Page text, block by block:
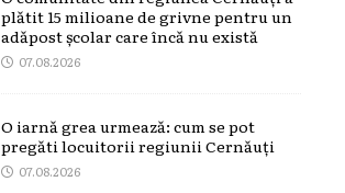
plătit 15 milioane de grivne pentru un
adăpost școlar care încă nu există
07.08.2026
O iarnă grea urmează: cum se pot
pregăti locuitorii regiunii Cernăuți
07.08.2026